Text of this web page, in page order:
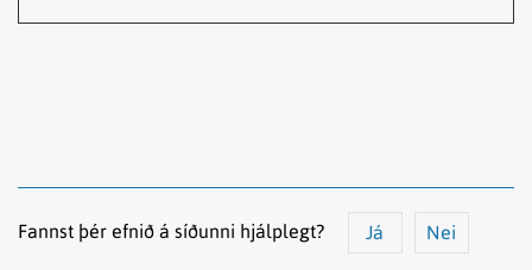
Fannst þér efnið á síðunni hjálplegt? Já Nei